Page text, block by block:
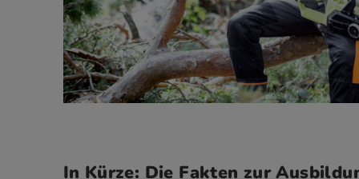
In Kürze: Die Fakten zur